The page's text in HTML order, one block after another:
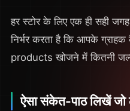
हर स्टोर के लिए एक ही सही
निर्भर करता है कि आपके
products खोजने में कितनी जल्दी
ऐसा संकेत-पाठ लिखें जो